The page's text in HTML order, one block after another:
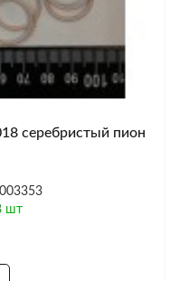
серебристый пион
шт